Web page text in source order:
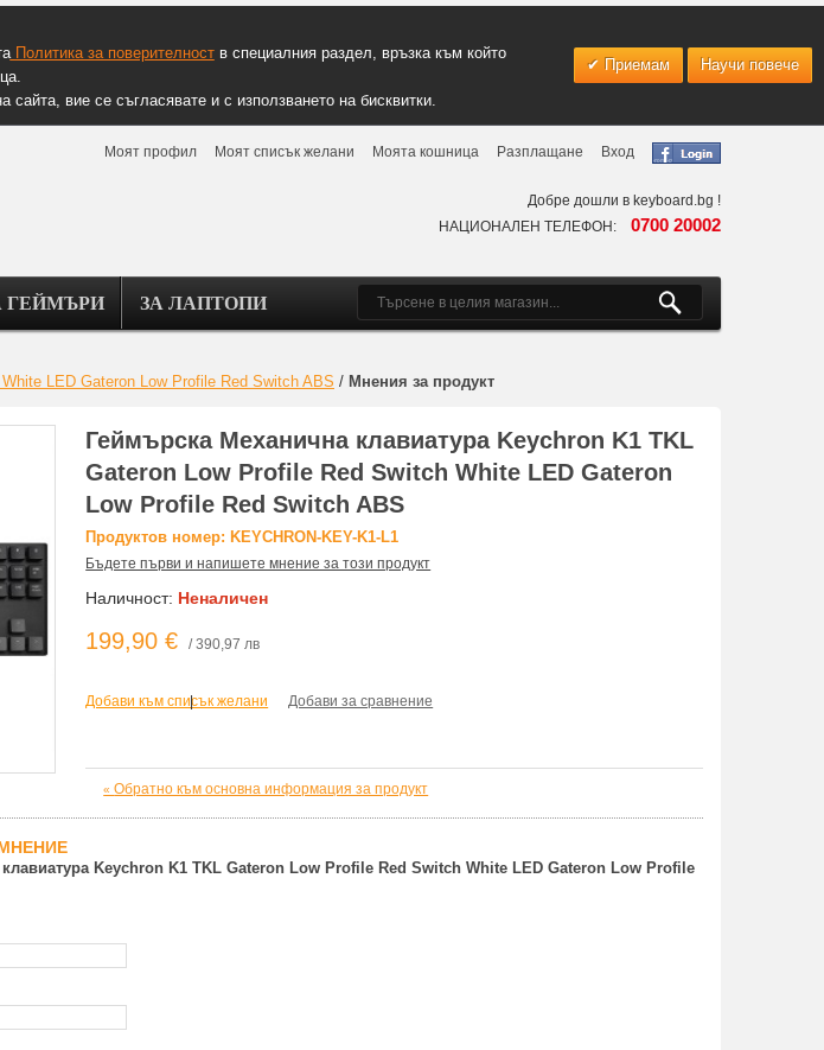
Политика за поверителноств специалния раздел, връзка към който
вие се съгласявате и с използването на бисквитки.
Приемам Научи повече
Моят профил Моят списък желани Моята кошница Разплащане Вход
Добре дошли в keyboard.bg !
НАЦИОНАЛЕН ТЕЛЕФОН: 0700 20002
ГЕЙМЪРИ ЗА ЛАПТОПИ
LED Gateron Low Profile Red Switch ABS / Мнения за продукт
Геймърска Механична клавиатура Keychron K1 TKL
Gateron Low Profile Red Switch White LED Gateron
Low Profile Red Switch ABS
Продуктов номер: KEYCHRON-KEY-K1-L1
Бъдете първи и напишете мнение за този продукт
Наличност: Неналичен
199,90 € / 390,97 лв
Добави към списък желани
| Добави за сравнение
«Обратно към основна информация за продукт
Keychron K1 TKL Gateron Low Profile Red Switch White LED Gateron Low Profile